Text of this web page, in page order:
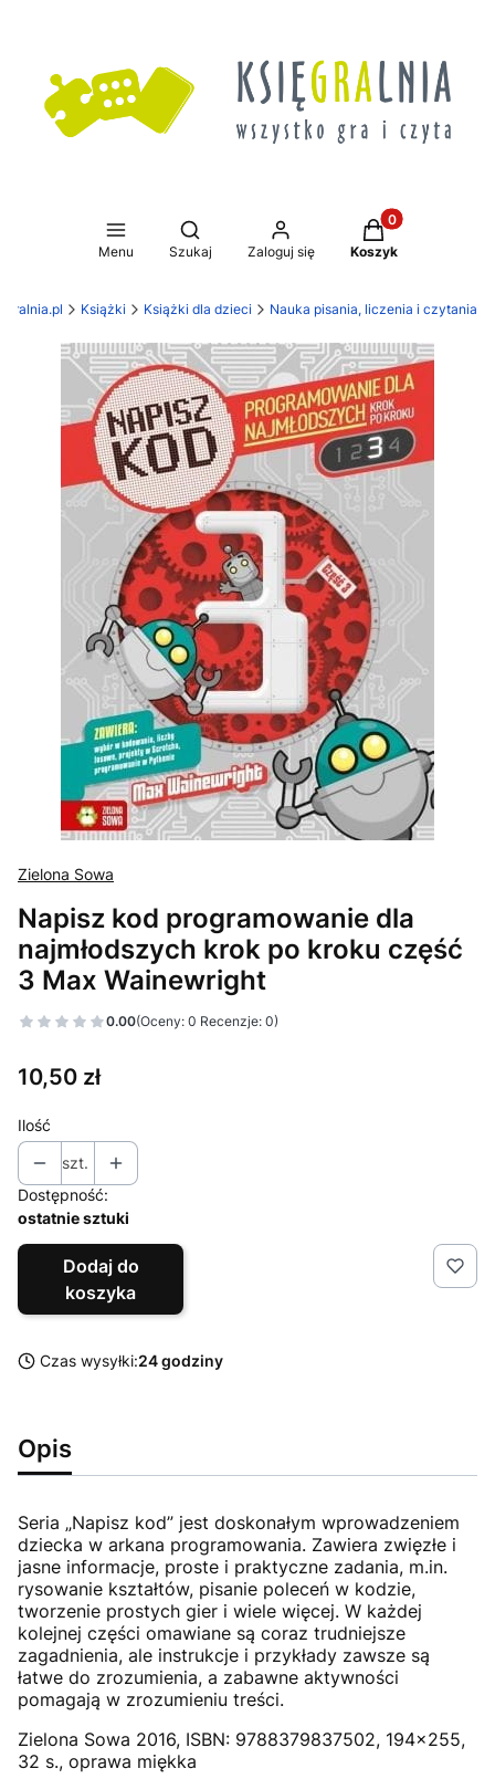
Menu
Otwórz wyszukiwarkę
Szukaj Zaloguj się
Produkty w
Koszyk
Książki Książki dla dzieci Nauka pisania, liczenia i czytania
Zielona Sowa
Napisz kod programowanie dla
najmłodszych krok po kroku część
3 Max Wainewright
0.00(Oceny: 0 Recenzje: 0)
Cena
10,50 zł
Ilość
szt.
Dostępność:
ostatnie sztuki
Dodaj do
koszyka
Czas wysyłki:24 godziny
Opis
Seria „Napisz kod” jest doskonałym wprowadzeniem
dziecka w arkana programowania. Zawiera zwięzłe i
jasne informacje, proste i praktyczne zadania, m.in.
rysowanie kształtów, pisanie poleceń w kodzie,
tworzenie prostych gier i wiele więcej. W każdej
kolejnej części omawiane są coraz trudniejsze
zagadnienia, ale instrukcje i przykłady zawsze są
łatwe do zrozumienia, a zabawne aktywności
pomagają w zrozumieniu treści.
Zielona Sowa 2016, ISBN: 9788379837502, 194x255,
32 s., oprawa miękka